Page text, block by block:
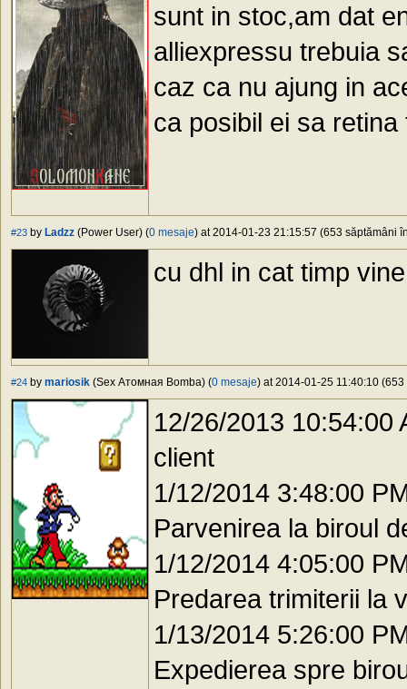
sunt in stoc,am dat
alliexpressu trebuia
caz ca nu ajung in
ca posibil ei sa retina
#23 by Ladzz (Power User) (0 mesaje) at 2014-01-23 21:15:57 (653 săptămâni
cu dhl in cat timp
#24 by mariosik (Sex Атомная Bomba) (0 mesaje) at 2014-01-25 11:40:10
12/26/2013 10:54:00
client
1/12/2014 3:48:00
Parvenirea la biroul
1/12/2014 4:05:00
Predarea trimiterii la
1/13/2014 5:26:00
Expedierea spre